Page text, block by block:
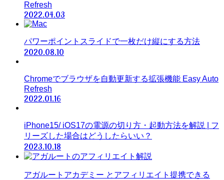
Refresh
2022.04.03
パワーポイントスライドで一枚だけ縦にする方法
2020.08.10
Chromeでブラウザを自動更新する拡張機能 Easy Auto
Refresh
2022.01.16
iPhone15/ iOS17の電源の切り方・起動方法を解説 | フ
リーズした場合はどうしたらいい？
2023.10.18
アガルートアカデミー とアフィリエイト提携できる